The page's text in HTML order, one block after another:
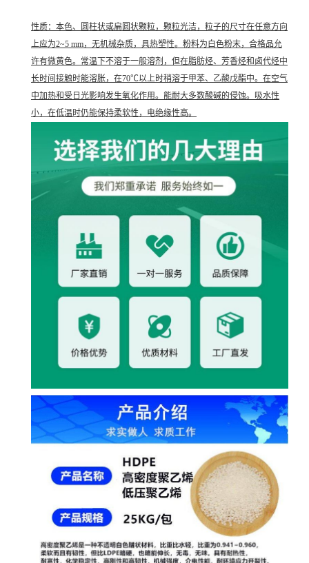
性质：本色、圆柱状或扁圆状颗粒，颗粒光洁，粒子的尺寸在任意方向
上应为2~5 mm，无机械杂质，具热塑性。粉料为白色粉末，合格品允
许有微黄色。常温下不溶于一般溶剂，但在脂肪烃、芳香烃和卤代烃中
长时间接触时能溶胀，在70℃以上时稍溶于甲苯、乙酸戊酯中。在空气
中加热和受日光影响发生氧化作用。能耐大多数酸碱的侵蚀。吸水性
小，在低温时仍能保持柔软性，电绝缘性高。